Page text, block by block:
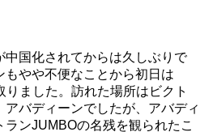
国化されてからは久しぶりで
やや不便なことから初日は
ました。訪れた場所はビクト
バディーンでしたが、アバディ
ンJUMBOの名残を観られたこ